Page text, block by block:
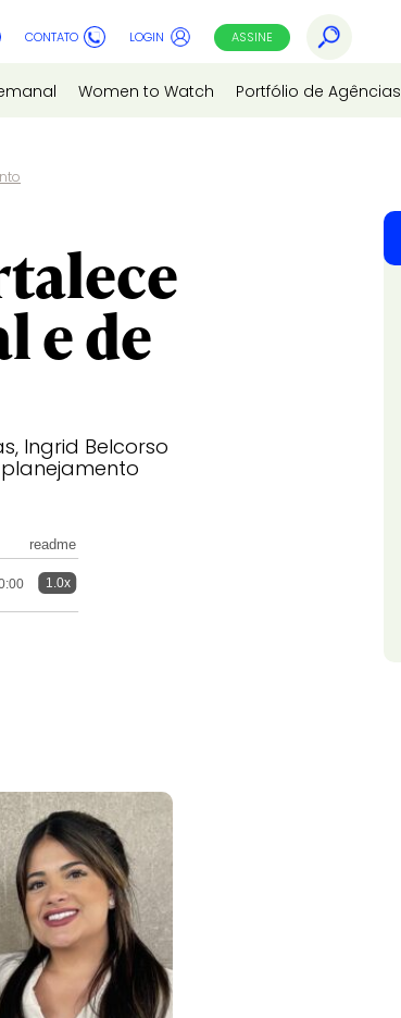
CONTATO LOGIN ASSINE
Women to Watch Portfólio de Agências
e de
Ingrid Belcorso
readme
1.0x